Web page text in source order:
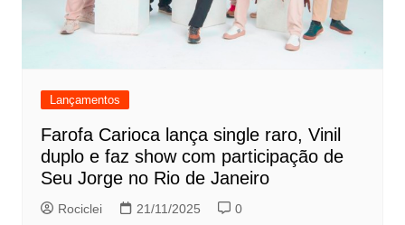
Lançamentos
Farofa Carioca lança single raro, Vinil
duplo e faz show com participação de
Seu Jorge no Rio de Janeiro
Rociclei 21/11/2025 0